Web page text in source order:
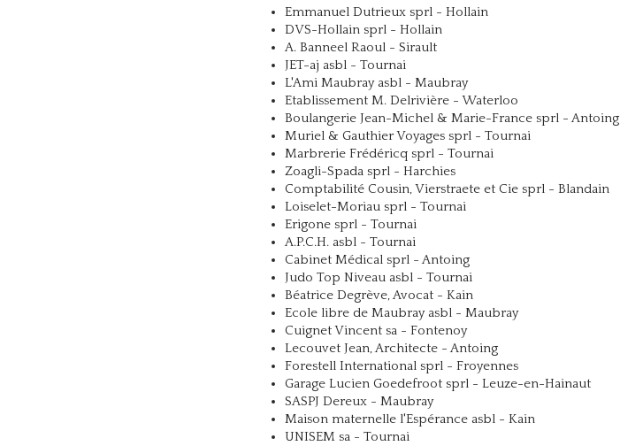
Emmanuel Dutrieux sprl - Hollain
DVS-Hollain sprl - Hollain
A. Banneel Raoul - Sirault
JET-aj asbl - Tournai
L'Ami Maubray asbl - Maubray
Etablissement M. Delrivière - Waterloo
Boulangerie Jean-Michel & Marie-France sprl - Antoing
Muriel & Gauthier Voyages sprl - Tournai
Marbrerie Frédéricq sprl - Tournai
Zoagli-Spada sprl - Harchies
Comptabilité Cousin, Vierstraete et Cie sprl - Blandain
Loiselet-Moriau sprl - Tournai
Erigone sprl - Tournai
A.P.C.H. asbl - Tournai
Cabinet Médical sprl - Antoing
Judo Top Niveau asbl - Tournai
Béatrice Degrève, Avocat - Kain
Ecole libre de Maubray asbl - Maubray
Cuignet Vincent sa - Fontenoy
Lecouvet Jean, Architecte - Antoing
Forestell International sprl - Froyennes
Garage Lucien Goedefroot sprl - Leuze-en-Hainaut
SASPJ Dereux - Maubray
Maison maternelle l'Espérance asbl - Kain
UNISEM sa - Tournai